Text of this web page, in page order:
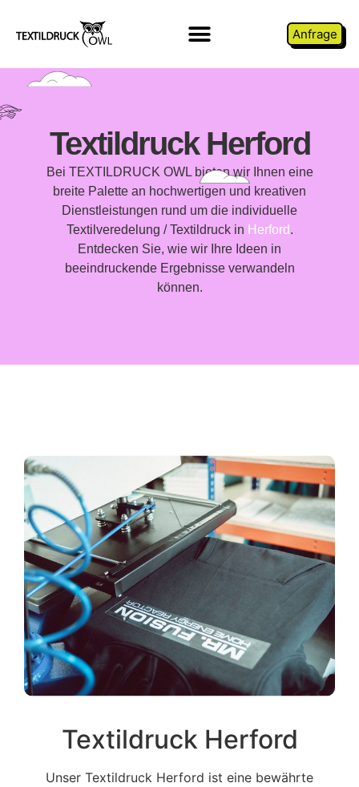
Anfrage
Textildruck Herford
Bei TEXTILDRUCK OWL bieten wir Ihnen eine
breite Palette an hochwertigen und kreativen
Dienstleistungen rund um die individuelle
Textilveredelung / Textildruck in Herford.
Entdecken Sie, wie wir Ihre Ideen in
beeindruckende Ergebnisse verwandeln
können.
Textildruck Herford
Unser Textildruck Herford ist eine bewährte